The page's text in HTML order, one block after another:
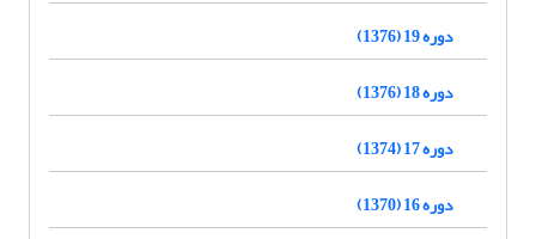
دوره 19 (1376)
دوره 18 (1376)
دوره 17 (1374)
دوره 16 (1370)